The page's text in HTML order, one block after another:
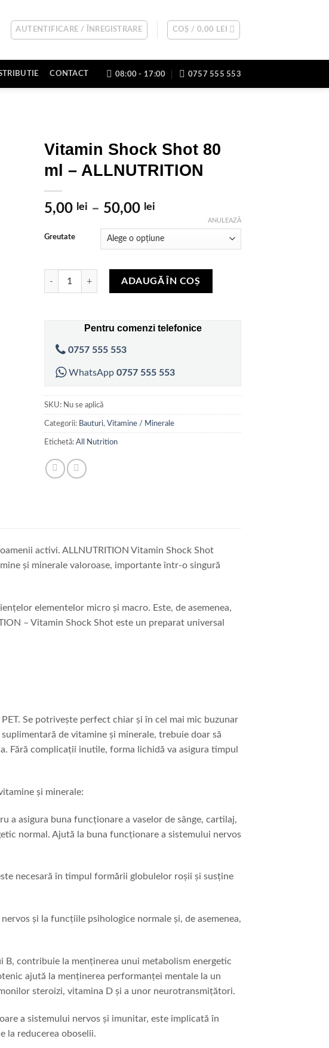
AUTENTIFICARE / ÎNREGISTRARE COȘ / 0,00 LEI
CONTACT 08:00 - 17:00 0757 555 553
Vitamin Shock Shot 80
ml – ALLNUTRITION
5,00 lei – 50,00 lei
prețuri:
5,00 lei
până
la
50,00 lei
Greutate
ANULEAZĂ
Cantitate Vitamin Shock Shot 80 ml - ALLNUTRITION
ADAUGĂ ÎN COȘ
Pentru comenzi telefonice
0757 555 553
WhatsApp 0757 555 553
SKU: Nu se aplică
Categorii: Bauturi, Vitamine / Minerale
Etichetă: All Nutrition
activi. ALLNUTRITION Vitamin Shock Shot
și minerale valoroase, importante într-o singură
elementelor micro și macro. Este, de asemenea,
– Vitamin Shock Shot este un preparat universal
Se potrivește perfect chiar și în cel mai mic buzunar
de vitamine și minerale, trebuie doar să
Fără complicații inutile, forma lichidă va asigura timpul
și minerale:
a asigura buna funcționare a vaselor de sânge, cartilaj,
normal. Ajută la buna funcționare a sistemului nervos
necesară în timpul formării globulelor roșii și susține
și la funcțiile psihologice normale și, de asemenea,
contribuie la menținerea unui metabolism energetic
ajută la menținerea performanței mentale la un
steroizi, vitamina D și a unor neurotransmițători.
a sistemului nervos și imunitar, este implicată în
la reducerea oboselii.